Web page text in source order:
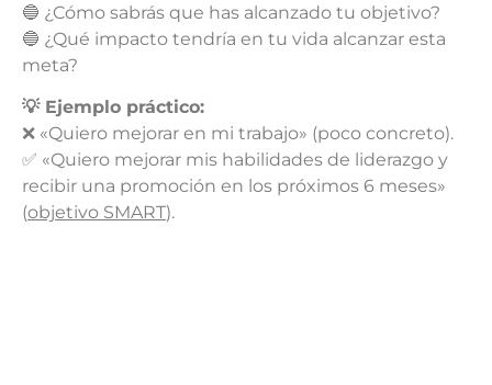
🔵 ¿Cómo sabrás que has alcanzado tu objetivo?
🔵 ¿Qué impacto tendría en tu vida alcanzar esta
meta?
💡 Ejemplo práctico:
❌ «Quiero mejorar en mi trabajo» (poco concreto).
✅ «Quiero mejorar mis habilidades de liderazgo y
recibir una promoción en los próximos 6 meses»
(objetivo SMART).